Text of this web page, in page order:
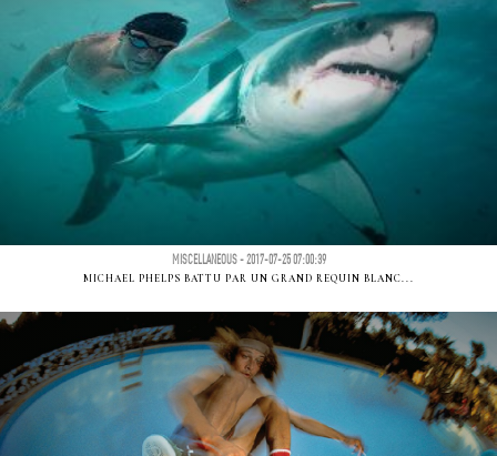
MISCELLANEOUS - 2017-07-25 07:00:39
MICHAEL PHELPS BATTU PAR UN GRAND REQUIN BLANC...